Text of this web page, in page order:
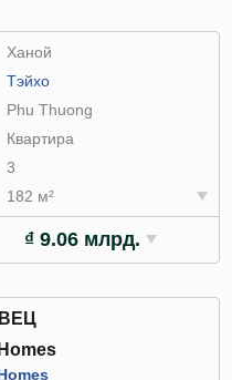
Ханой
Тэйхо
Phu Thuong
Квартира
3
182 м²
₫ 9.06 млрд.